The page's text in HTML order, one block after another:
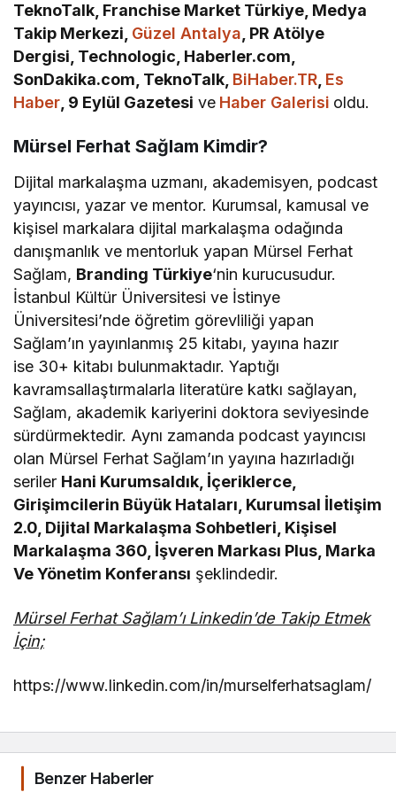
TeknoTalk, Franchise Market Türkiye, Medya
Takip Merkezi, Güzel Antalya, PR Atölye
Dergisi, Technologic, Haberler.com,
SonDakika.com, TeknoTalk, BiHaber.TR, Es
Haber, 9 Eylül Gazetesi ve Haber Galerisi oldu.
Mürsel Ferhat Sağlam Kimdir?
Dijital markalaşma uzmanı, akademisyen, podcast
yayıncısı, yazar ve mentor. Kurumsal, kamusal ve
kişisel markalara dijital markalaşma odağında
danışmanlık ve mentorluk yapan Mürsel Ferhat
Sağlam, Branding Türkiye‘nin kurucusudur.
İstanbul Kültür Üniversitesi ve İstinye
Üniversitesi’nde öğretim görevliliği yapan
Sağlam’ın yayınlanmış 25 kitabı, yayına hazır
ise 30+ kitabı bulunmaktadır. Yaptığı
kavramsallaştırmalarla literatüre katkı sağlayan,
Sağlam, akademik kariyerini doktora seviyesinde
sürdürmektedir. Aynı zamanda podcast yayıncısı
olan Mürsel Ferhat Sağlam’ın yayına hazırladığı
seriler Hani Kurumsaldık, İçeriklerce,
Girişimcilerin Büyük Hataları, Kurumsal İletişim
2.0, Dijital Markalaşma Sohbetleri, Kişisel
Markalaşma 360, İşveren Markası Plus, Marka
Ve Yönetim Konferansı şeklindedir.
Mürsel Ferhat Sağlam’ı Linkedin’de Takip Etmek
İçin;
https://www.linkedin.com/in/murselferhatsaglam/
Benzer Haberler